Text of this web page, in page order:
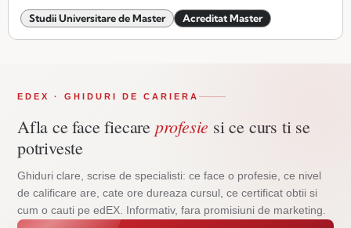
Studii Universitare de Master Acreditat Master
EDEX · GHIDURI DE CARIERA
Afla ce face fiecare profesie si ce curs ti se
potriveste
Ghiduri clare, scrise de specialisti: ce face o profesie, ce nivel
de calificare are, cate ore dureaza cursul, ce certificat obtii si
cum o cauti pe edEX. Informativ, fara promisiuni de marketing.